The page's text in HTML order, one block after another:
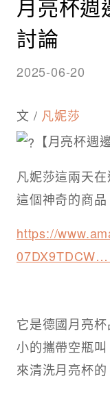
月亮杯週
討論
2025-06-20
文 / 凡妮莎
【月亮杯週
凡妮莎這兩天
這個神奇的商品
https://
它是德國月亮
小的攜帶空瓶
來清洗月亮杯